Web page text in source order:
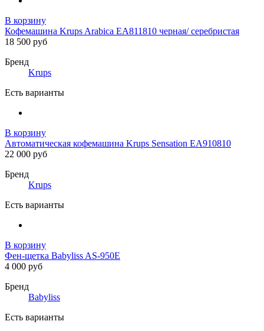
В корзину
Кофемашина Krups Arabica EA811810 черная/ серебристая
18 500 руб
Бренд
Krups
Есть варианты
В корзину
Автоматическая кофемашина Krups Sensation EA910810
22 000 руб
Бренд
Krups
Есть варианты
В корзину
Фен-щетка Babyliss AS-950E
4 000 руб
Бренд
Babyliss
Есть варианты